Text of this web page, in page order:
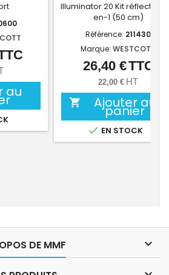
au
Illuminator 20 Kit réflecteur
en-1 (50 cm)
Référence: 211430
Marque: WESTCOTT
Prix
26,40 €TTC
22,00 € HT
 Ajouter au
panier
 EN STOCK
DE MMF 